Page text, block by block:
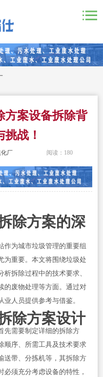
方案设备拆除背
挑战！
化厂 阅读： 180
除方案的深
作为城市垃圾管理的重要组
为重要。本文将围绕垃圾处
拆除过程中的技术要求、
的废物处理等方面。通过对
人员提供参考与借鉴。
除方案设计
先需要制定详细的拆除方
顺序、所需工具及技术要求
送带、分拣机等，其拆除方
须充分考虑设备的特性，